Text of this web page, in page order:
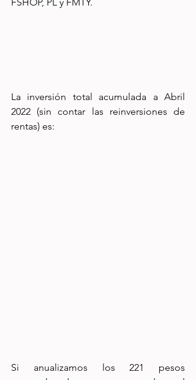
FSHOP, PL y FMTY.
La inversión total acumulada a Abril
2022 (sin contar las reinversiones de
rentas) es:
Si anualizamos los 221 pesos